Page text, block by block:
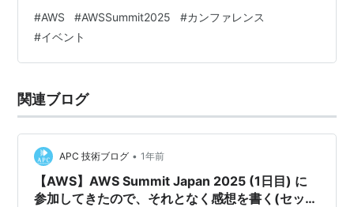
門セッション Amazon Nova Canvasの活用事例 イベン
ト後の感想会 主要な議論内容 振り返り おわりに 参加の
きっかけ もともと研修期間中にAWS JumpStartに参加し
た。…
#AWS #AWSSummit2025 #カンファレンス
#イベント
関連ブログ
APC 技術ブログ • 1年前
【AWS】AWS Summit Japan 2025 (1日目) に
参加してきたので、それとなく感想を書く(セッシ